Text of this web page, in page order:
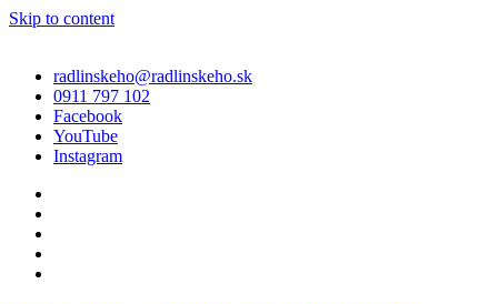
Skip to content
radlinskeho@radlinskeho.sk
0911 797 102
Facebook
YouTube
Instagram